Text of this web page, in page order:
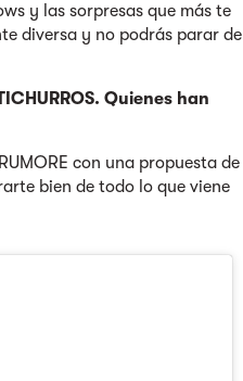
y las sorpresas que más te
diversa y no podrás parar de
Quienes han
con una propuesta de
bien de todo lo que viene